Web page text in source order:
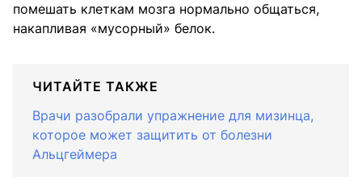
помешать клеткам мозга нормально общаться,
накапливая «мусорный» белок.
ЧИТАЙТЕ ТАКЖЕ
Врачи разобрали упражнение для мизинца,
которое может защитить от болезни
Альцгеймера